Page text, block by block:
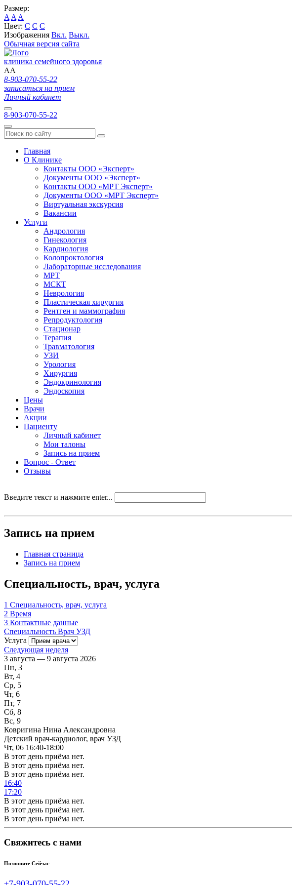
Размер:
A A A
Цвет: C C C
Изображения Вкл. Выкл.
Обычная версия сайта
клиника семейного здоровья
AA
8-903-070-55-22
записаться на прием
Личный кабинет
8-903-070-55-22
Главная
О Клинике
Контакты ООО «Эксперт»
Документы ООО «Эксперт»
Контакты ООО «МРТ Эксперт»
Документы ООО «МРТ Эксперт»
Виртуальная экскурсия
Вакансии
Услуги
Андрология
Гинекология
Кардиология
Колопроктология
Лабораторные исследования
МРТ
МСКТ
Неврология
Пластическая хирургия
Рентген и маммография
Репродуктология
Стационар
Терапия
Травматология
УЗИ
Урология
Хирургия
Эндокринология
Эндоскопия
Цены
Врачи
Акции
Пациенту
Личный кабинет
Мои талоны
Запись на прием
Вопрос - Ответ
Отзывы
Введите текст и нажмите enter...
Запись на прием
Главная страница
Запись на прием
Специальность, врач, услуга
1 Специальность, врач, услуга
2 Время
3 Контактные данные
Специальность Врач УЗД
Услуга
Следующая неделя
3 августа — 9 августа 2026
Пн, 3
Вт, 4
Ср, 5
Чт, 6
Пт, 7
Сб, 8
Вс, 9
Ковригина Нина Александровна
Детский врач-кардиолог, врач УЗД
Чт, 06 16:40-18:00
В этот день приёма нет.
В этот день приёма нет.
В этот день приёма нет.
16:40
17:20
В этот день приёма нет.
В этот день приёма нет.
В этот день приёма нет.
Свяжитесь с нами
Позвоните Сейчас